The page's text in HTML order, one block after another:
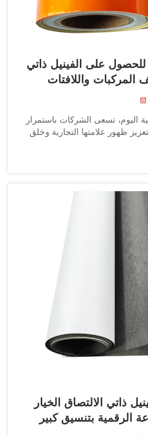
للحصول على الفينيل ذاتي
المركبات واللافتات
اليوم، تسعى الشركات باستمرار
ظهور علامتها التجارية وخلق
برز الفينيل اللاصق الذاتي كواحد
وفعالية من حيث التكلفة لتحقيق...
ذاتي الالتصاق الخيار
الرقمية بتنسيق كبير